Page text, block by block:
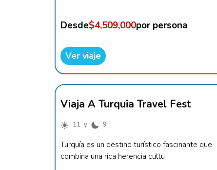
Desde$4,509,000por persona
Ver viaje
Viaja A Turquia Travel Fest
11 y 9
Turquía es un destino turístico fascinante que
combina una rica herencia cultu